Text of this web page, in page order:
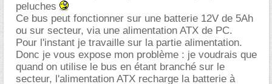
peluches
Ce bus peut fonctionner sur une batterie 12V de 5Ah
ou sur secteur, via une alimentation ATX de PC.
Pour l'instant je travaille sur la partie alimentation.
Donc je vous expose mon problème : je voudrais que
quand on utilise le bus en étant branché sur le
secteur, l'alimentation ATX recharge la batterie à